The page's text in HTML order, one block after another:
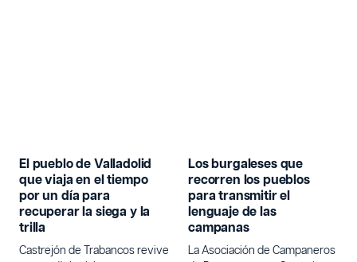
El pueblo de Valladolid
que viaja en el tiempo
por un día para
recuperar la siega y la
trilla
Castrejón de Trabancos revive
Los burgaleses que
recorren los pueblos
para transmitir el
lenguaje de las
campanas
La Asociación de Campaneros